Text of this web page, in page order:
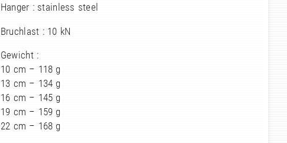
Hanger : stainless steel
Bruchlast : 10 kN
Gewicht :
10 cm – 118 g
13 cm – 134 g
16 cm – 145 g
19 cm – 159 g
22 cm – 168 g